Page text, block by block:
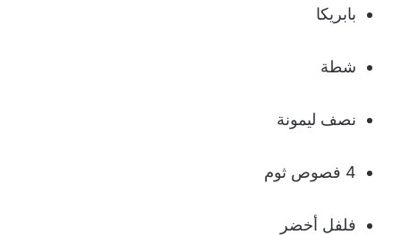
بابريكا
شطة
نصف ليمونة
4 فصوص ثوم
فلفل أخضر